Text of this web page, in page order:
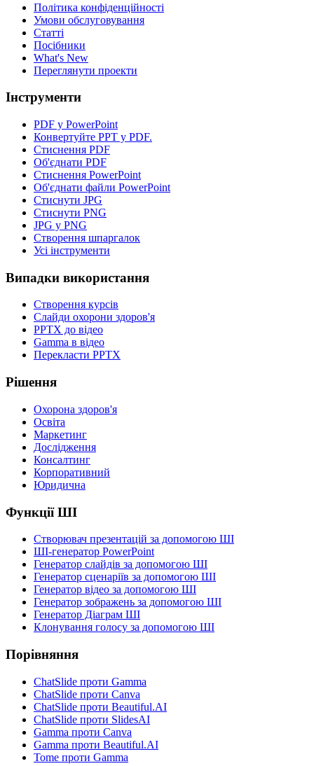
Політика конфіденційності
Умови обслуговування
Статті
Посібники
What's New
Переглянути проекти
Інструменти
PDF у PowerPoint
Конвертуйте PPT у PDF.
Стиснення PDF
Об'єднати PDF
Стиснення PowerPoint
Об'єднати файли PowerPoint
Стиснути JPG
Стиснути PNG
JPG у PNG
Створення шпаргалок
Усі інструменти
Випадки використання
Створення курсів
Слайди охорони здоров'я
PPTX до відео
Gamma в відео
Перекласти PPTX
Рішення
Охорона здоров'я
Освіта
Маркетинг
Дослідження
Консалтинг
Корпоративний
Юридична
Функції ШІ
Створювач презентацій за допомогою ШІ
ШІ-генератор PowerPoint
Генератор слайдів за допомогою ШІ
Генератор сценаріїв за допомогою ШІ
Генератор відео за допомогою ШІ
Генератор зображень за допомогою ШІ
Генератор Діаграм ШІ
Клонування голосу за допомогою ШІ
Порівняння
ChatSlide проти Gamma
ChatSlide проти Canva
ChatSlide проти Beautiful.AI
ChatSlide проти SlidesAI
Gamma проти Canva
Gamma проти Beautiful.AI
Tome проти Gamma